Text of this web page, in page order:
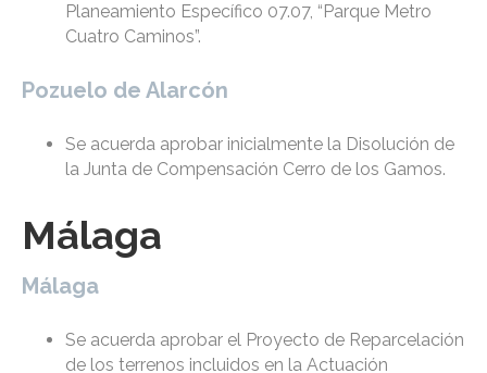
Planeamiento Específico 07.07, “Parque Metro
Cuatro Caminos”.
Pozuelo de Alarcón
Se acuerda aprobar inicialmente la Disolución de
la Junta de Compensación Cerro de los Gamos.
Málaga
Málaga
Se acuerda aprobar el Proyecto de Reparcelación
de los terrenos incluidos en la Actuación